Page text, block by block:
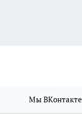
Мы ВКонтакте